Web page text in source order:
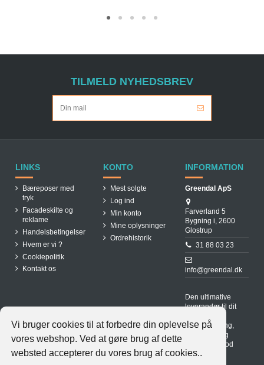
Vi bruger cookies til at forbedre din oplevelse på
vores webshop. Ved at gøre brug af dette
websted accepterer du vores brug af cookies..
TILMELD NYHEDSBREV
LINKS
Bæreposer med
tryk
Facadeskilte og
reklame
Handelsbetingelser
Hvem er vi ?
Cookiepolitik
Kontakt os
KONTO
Mest solgte
Log ind
Min konto
Mine oplysninger
Ordrehistorik
INFORMATION
Greendal ApS
Farverland 5
Bygning i, 2600
Glostrup
31 88 03 23
info@greendal.dk
Den ultimative
leverandør til dit
Hurtig levering,
lave priser og
produkter i god
kvalitet.